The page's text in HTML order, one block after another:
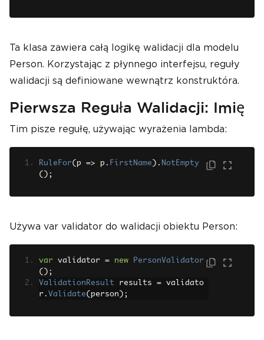
Ta klasa zawiera całą logikę walidacji dla modelu
Person. Korzystając z płynnego interfejsu, reguły
walidacji są definiowane wewnątrz konstruktóra.
Pierwsza Reguła Walidacji: Imię
Tim pisze regułę, używając wyrażenia lambda:
RuleFor( p => p . FirstName ). NotEmpty
();
Używa var validator do walidacji obiektu Person:
var validator = new
PersonValidator
();
ValidationResult results = validato
r . Validate( person );